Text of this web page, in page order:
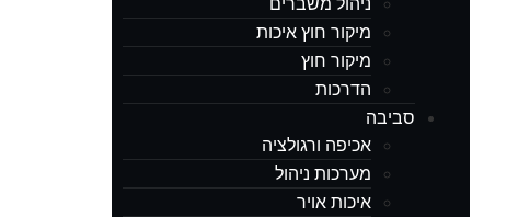
מיקור חוץ איכות
מיקור חוץ
הדרכות
סביבה
אכיפה ורגולציה
מערכות ניהול
איכות אויר